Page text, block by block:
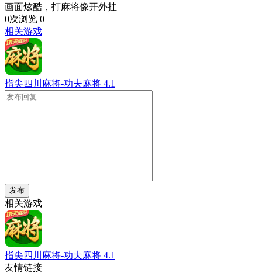
画面炫酷，打麻将像开外挂
0次浏览 0
相关游戏
指尖四川麻将-功夫麻将 4.1
发布
相关游戏
指尖四川麻将-功夫麻将 4.1
友情链接